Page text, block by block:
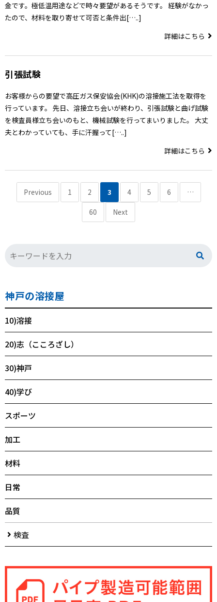
金です。極低温用途などで時々要望があるそうです。 経験がなかっ
たので、材料を取り寄せて可否と条件出[…..]
詳細はこちら
引張試験
お客様からの要望で高圧ガス保安協会(KHK)の溶接施工法を取得を
行っています。 先日、溶接立ち会いが終わり、引張試験と曲げ試験
を検査員様立ち会いのもと、機械試験を行ってまいりました。 大丈
夫とわかっていても、手に汗握って[…..]
詳細はこちら
Previous 1 2 3 4 5 6 …
60 Next
神戸の溶接屋
10)溶接
20)志（こころざし）
30)神戸
40)学び
スポーツ
加工
材料
日常
品質
検査